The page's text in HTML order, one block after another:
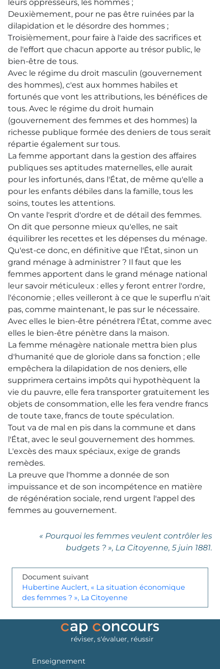
leurs oppresseurs, les hommes ;
Deuxièmement, pour ne pas être ruinées par la
dilapidation et le désordre des hommes ;
Troisièmement, pour faire à l'aide des sacrifices et
de l'effort que chacun apporte au trésor public, le
bien-être de tous.
Avec le régime du droit masculin (gouvernement
des hommes), c'est aux hommes habiles et
fortunés que vont les attributions, les bénéfices de
tous. Avec le régime du droit humain
(gouvernement des femmes et des hommes) la
richesse publique formée des deniers de tous serait
répartie également sur tous.
La femme apportant dans la gestion des affaires
publiques ses aptitudes maternelles, elle aurait
pour les infortunés, dans l'État, de même qu'elle a
pour les enfants débiles dans la famille, tous les
soins, toutes les attentions.
On vante l'esprit d'ordre et de détail des femmes.
On dit que personne mieux qu'elles, ne sait
équilibrer les recettes et les dépenses du ménage.
Qu'est-ce donc, en définitive que l'État, sinon un
grand ménage à administrer ? Il faut que les
femmes apportent dans le grand ménage national
leur savoir méticuleux : elles y feront entrer l'ordre,
l'économie ; elles veilleront à ce que le superflu n'ait
pas, comme maintenant, le pas sur le nécessaire.
Avec elles le bien-être pénétrera l'État, comme avec
elles le bien-être pénètre dans la maison.
La femme ménagère nationale mettra bien plus
d'humanité que de gloriole dans sa fonction ; elle
empêchera la dilapidation de nos deniers, elle
supprimera certains impôts qui hypothèquent la
vie du pauvre, elle fera transporter gratuitement les
objets de consommation, elle les fera vendre francs
de toute taxe, francs de toute spéculation.
Tout va de mal en pis dans la commune et dans
l'État, avec le seul gouvernement des hommes.
L'excès des maux spéciaux, exige de grands
remèdes.
La preuve que l'homme a donnée de son
impuissance et de son incompétence en matière
de régénération sociale, rend urgent l'appel des
femmes au gouvernement.
« Pourquoi les femmes veulent contrôler les
budgets ? », La Citoyenne, 5 juin 1881.
Document suivant
Hubertine Auclert, « La situation économique
des femmes ? », La Citoyenne
réviser, s'évaluer, réussir
Enseignement